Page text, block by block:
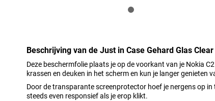
Beschrijving van de Just in Case Gehard Glas
Deze beschermfolie plaats je op de voorkant van je Nokia
krassen en deuken in het scherm en kun je langer genieten
Door de transparante screenprotector hoef je nergens op
steeds even responsief als je erop klikt.